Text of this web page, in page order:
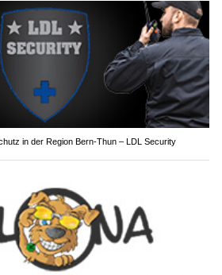
in der Region Bern-Thun – LDL Security